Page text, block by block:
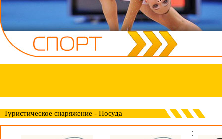
Туристическое снаряжение - Посуда